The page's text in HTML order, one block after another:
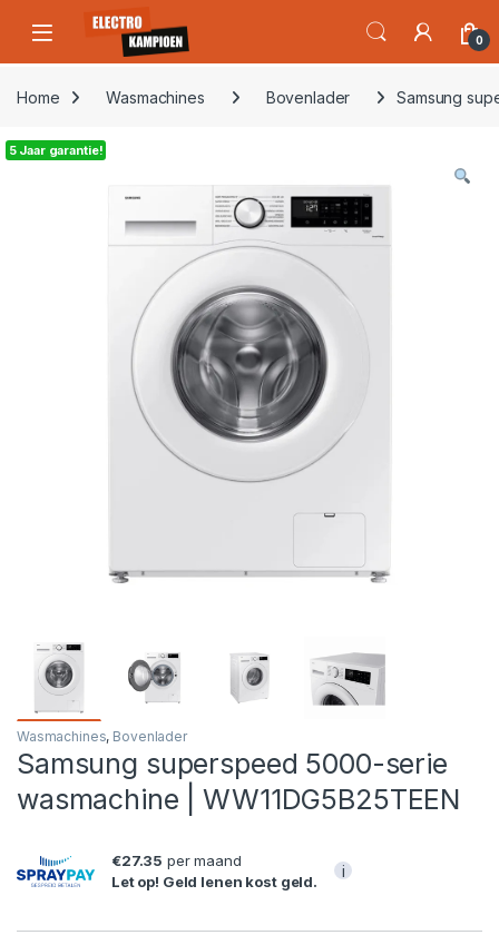
Skip to navigation
Skip to content
Open 0
Home Wasmachines Bovenlader Samsung
5 Jaar garantie!
Wasmachines, Bovenlader
Samsung superspeed 5000-serie
wasmachine | WW11DG5B25TEEN
€27.35 per maand
Let op! Geld lenen kost geld.
i